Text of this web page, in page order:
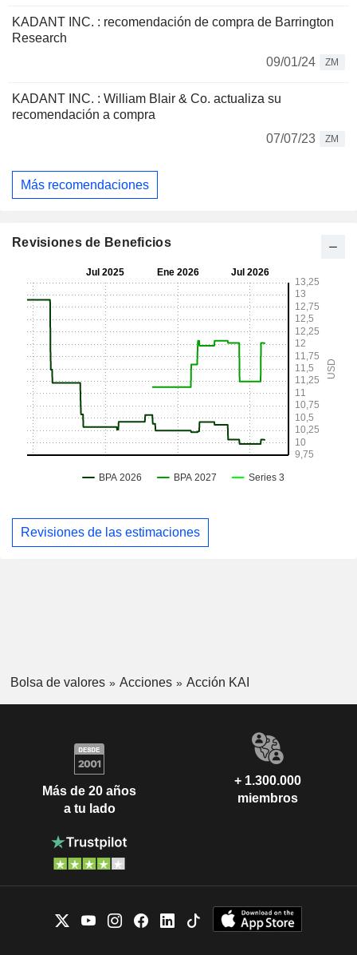
KADANT INC. : recomendación de compra de Barrington
Research
09/01/24
ZM
KADANT INC. : William Blair & Co. actualiza su
recomendación a compra
07/07/23
ZM
Más recomendaciones
Revisiones de Beneficios
Revisiones de las estimaciones
Bolsa de valores Acciones Acción KAI
Más de 20 años
a tu lado
+ 1.300.000
miembros